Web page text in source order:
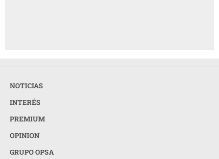
NOTICIAS
INTERÉS
PREMIUM
OPINION
GRUPO OPSA